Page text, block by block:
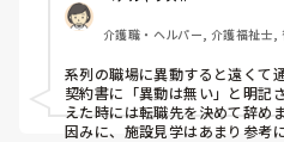
介護職・ヘルパー, 介護福祉士,
ット型特養
系列の職場に異動すると遠くて
契約書に「異動は無い」と明記
えた時には転職先を決めて辞め
因みに、施設見学はあまり参考